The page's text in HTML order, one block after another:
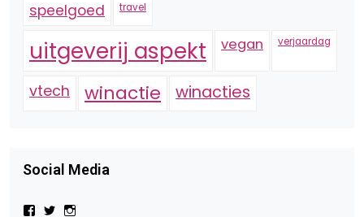
speelgoed travel
uitgeverij aspekt vegan verjaardag
vtech winactie winacties
Social Media
BekijkBekijk